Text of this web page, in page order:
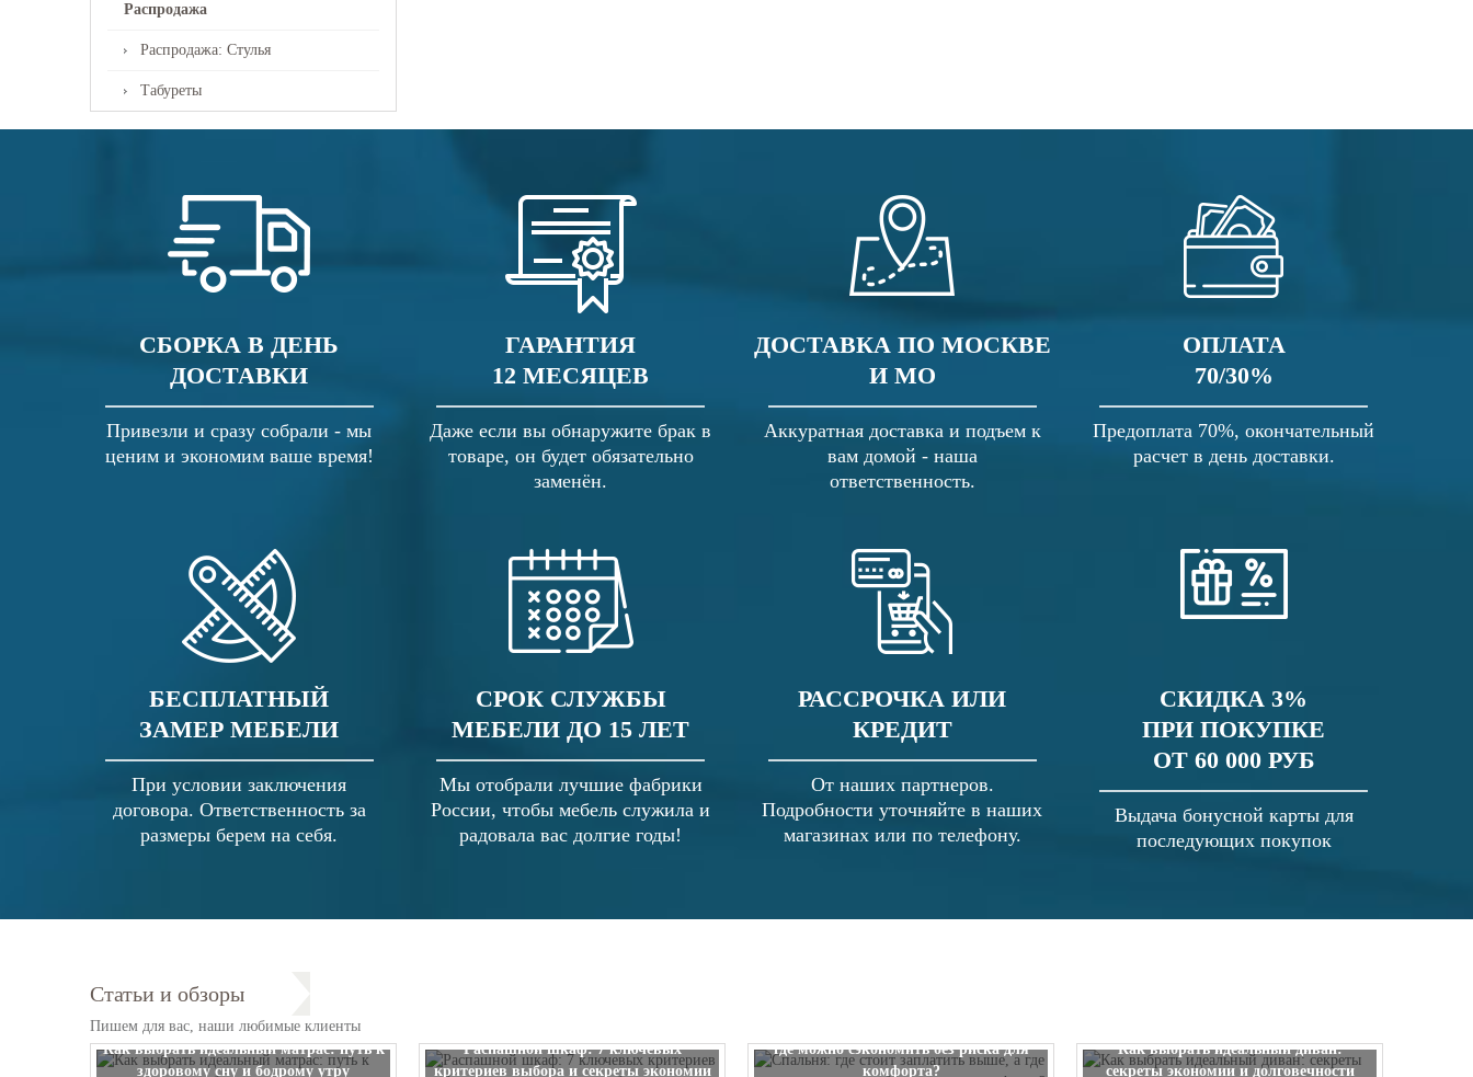
Распродажа
Распродажа: Стулья
Табуреты
СБОРКА В ДЕНЬ
ДОСТАВКИ
Привезли и сразу собрали - мы
ценим и экономим ваше время!
ГАРАНТИЯ
12 МЕСЯЦЕВ
Даже если вы обнаружите брак в
товаре, он будет обязательно
заменён.
ДОСТАВКА ПО МОСКВЕ
И МО
Аккуратная доставка и подъем к
вам домой - наша
ответственность.
ОПЛАТА
70/30%
Предоплата 70%, окончательный
расчет в день доставки.
БЕСПЛАТНЫЙ
ЗАМЕР МЕБЕЛИ
При условии заключения
договора. Ответственность за
размеры берем на себя.
СРОК СЛУЖБЫ
МЕБЕЛИ ДО 15 ЛЕТ
Мы отобрали лучшие фабрики
России, чтобы мебель служила и
радовала вас долгие годы!
РАССРОЧКА ИЛИ
КРЕДИТ
От наших партнеров.
Подробности уточняйте в наших
магазинах или по телефону.
СКИДКА 3%
ПРИ ПОКУПКЕ
ОТ 60 000 РУБ
Выдача бонусной карты для
последующих покупок
Статьи и обзоры
Пишем для вас, наши любимые клиенты
Как выбрать идеальный матрас: путь к
здоровому сну и бодрому утру
Распашной шкаф: 7 ключевых
критериев выбора и секреты экономии
где можно сэкономить без риска для
комфорта?
Как выбрать идеальный диван:
секреты экономии и долговечности